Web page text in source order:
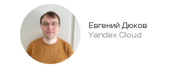
Евгений Дюков
Yandex Cloud